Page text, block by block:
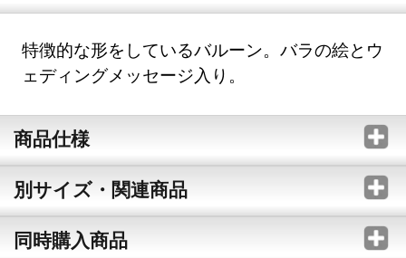
特徴的な形をしているバルーン。バラの絵とウ
ェディングメッセージ入り。
商品仕様
別サイズ・関連商品
同時購入商品